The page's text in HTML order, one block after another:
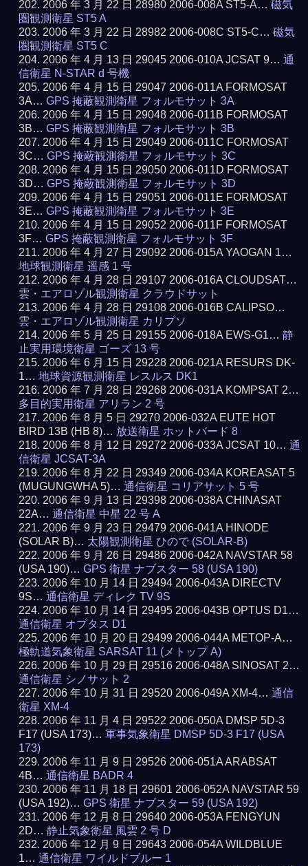
2006 年 3 月 22 日 28980 2006-008A ST5-A…磁気
圏観測衛星 ST5 A
2006 年 3 月 22 日 28982 2006-008C ST5-C…磁気
圏観測衛星 ST5 C
2006 年 4 月 13 日 29045 2006-010A JCSAT 9…通
信衛星 N-STAR d 号機
2006 年 4 月 15 日 29047 2006-011A FORMOSAT
3A…GPS 掩蔽観測衛星 フォルモサット 3A
2006 年 4 月 15 日 29048 2006-011B FORMOSAT
3B…GPS 掩蔽観測衛星 フォルモサット 3B
2006 年 4 月 15 日 29049 2006-011C FORMOSAT
3C…GPS 掩蔽観測衛星 フォルモサット 3C
2006 年 4 月 15 日 29050 2006-011D FORMOSAT
3D…GPS 掩蔽観測衛星 フォルモサット 3D
2006 年 4 月 15 日 29051 2006-011E FORMOSAT
3E…GPS 掩蔽観測衛星 フォルモサット 3E
2006 年 4 月 15 日 29052 2006-011F FORMOSAT
3F…GPS 掩蔽観測衛星 フォルモサット 3F
2006 年 4 月 27 日 29092 2006-015A YAOGAN 1…
地球観測衛星 遥感 1 号
2006 年 4 月 28 日 29107 2006-016A CLOUDSAT…
雲・エアロゾル観測衛星 クラウドサット
2006 年 4 月 28 日 29108 2006-016B CALIPSO…
雲・エアロゾル観測衛星 カリプソ
2006 年 5 月 25 日 29155 2006-018A EWS-G1…静
止実用環境衛星 ゴーズ 13 号
2006 年 6 月 15 日 29228 2006-021A RESURS DK-
1…地球資源観測衛星 レスルス DK1
2006 年 7 月 28 日 29268 2006-031A KOMPSAT 2…
多目的実用衛星 アリラン 2 号
2006 年 8 月 5 日 29270 2006-032A EUTE HOT
BIRD 13B (HB 8)… 放送衛星 ホットバード 8
2006 年 8 月 12 日 29272 2006-033A JCSAT 10…通
信衛星 JCSAT-3A
2006 年 8 月 22 日 29349 2006-034A KOREASAT 5
(MUGUNGWHA 5)…通信衛星 コリアサット 5 号
2006 年 9 月 13 日 29398 2006-038A CHINASAT
22A…通信衛星 中星 22 号 A
2006 年 9 月 23 日 29479 2006-041A HINODE
(SOLAR B)… 太陽観測衛星 ひので (SOLAR-B)
2006 年 9 月 26 日 29486 2006-042A NAVSTAR 58
(USA 190)…GPS 衛星 ナブスター 58 (USA 190)
2006 年 10 月 14 日 29494 2006-043A DIRECTV
9S…通信衛星 ディレク TV 9S
2006 年 10 月 14 日 29495 2006-043B OPTUS D1…
通信衛星 オプタス D1
2006 年 10 月 20 日 29499 2006-044A METOP-A…
極軌道気象衛星 SARSAT 11 (メトップ A)
2006 年 10 月 29 日 29516 2006-048A SINOSAT 2…
通信衛星 シノサット 2
2006 年 10 月 31 日 29520 2006-049A XM-4…通信
衛星 XM-4
2006 年 11 月 4 日 29522 2006-050A DMSP 5D-3
F17 (USA 173)…軍事気象衛星 DMSP 5D-3 F17 (USA
173)
2006 年 11 月 9 日 29526 2006-051A ARABSAT
4B…通信衛星 BADR 4
2006 年 11 月 18 日 29601 2006-052A NAVSTAR 59
(USA 192)…GPS 衛星 ナブスター 59 (USA 192)
2006 年 12 月 8 日 29640 2006-053A FENGYUN
2D…静止気象衛星 風雲 2 号 D
2006 年 12 月 9 日 29643 2006-054A WILDBLUE
1…通信衛星 ワイルドブルー 1